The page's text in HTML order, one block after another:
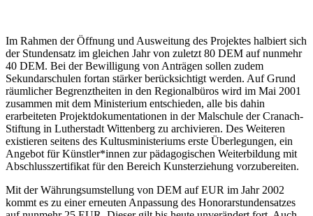
Im Rahmen der Öffnung und Ausweitung des Projektes halbiert sich
der Stundensatz im gleichen Jahr von zuletzt 80 DEM auf nunmehr
40 DEM. Bei der Bewilligung von Anträgen sollen zudem
Sekundarschulen fortan stärker berücksichtigt werden. Auf Grund
räumlicher Begrenztheiten in den Regionalbüros wird im Mai 2001
zusammen mit dem Ministerium entschieden, alle bis dahin
erarbeiteten Projektdokumentationen in der Malschule der Cranach-
Stiftung in Lutherstadt Wittenberg zu archivieren. Des Weiteren
existieren seitens des Kultusministeriums erste Überlegungen, ein
Angebot für Künstler*innen zur pädagogischen Weiterbildung mit
Abschlusszertifikat für den Bereich Kunsterziehung vorzubereiten.
Mit der Währungsumstellung von DEM auf EUR im Jahr 2002
kommt es zu einer erneuten Anpassung des Honorarstundensatzes